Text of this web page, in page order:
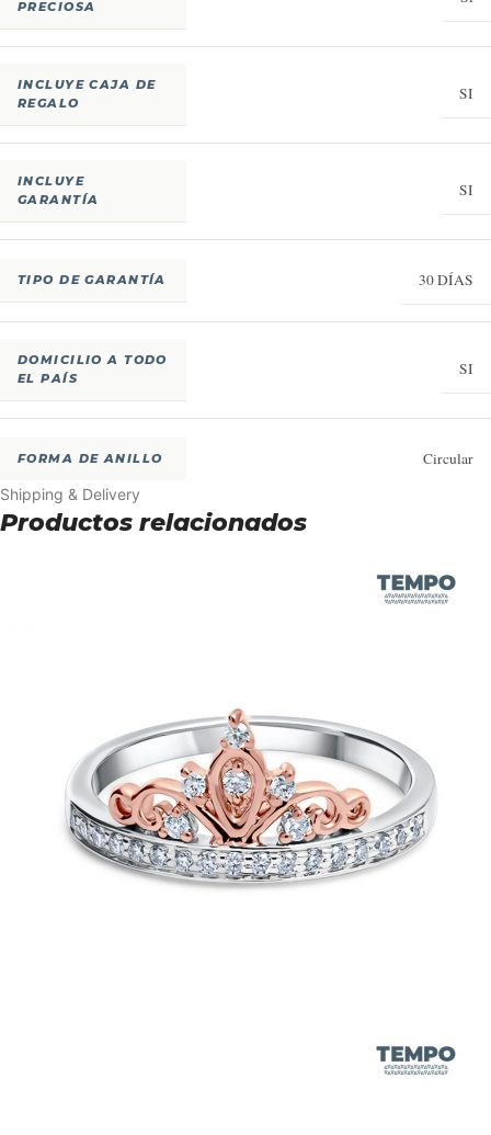
PRECIOSA
INCLUYE CAJA DE
REGALO
SI
INCLUYE
GARANTÍA
SI
TIPO DE GARANTÍA 30 DÍAS
DOMICILIO A TODO
EL PAÍS
SI
FORMA DE ANILLO Circular
Shipping & Delivery
Productos relacionados